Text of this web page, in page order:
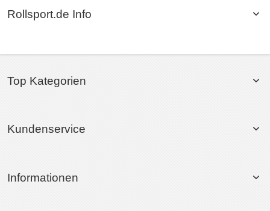
Rollsport.de Info
Top Kategorien
Kundenservice
Informationen